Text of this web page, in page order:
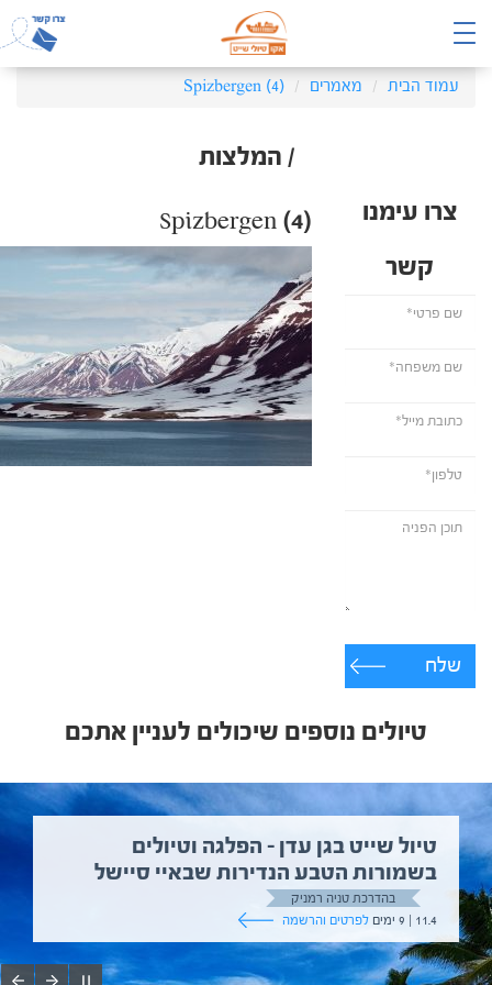
עמוד הבית מאמרים Spizbergen (4)
/ המלצות
צרו עימנו
קשר
שלח
Spizbergen (4)
טיולים נוספים שיכולים לעניין אתכם
טיול שייט בגן עדן – הפלגה וטיולים
בשמורות הטבע הנדירות שבאיי סיישל
בהדרכת טניה רמניק
11.4 | 9 ימים
לפרטים והרשמה